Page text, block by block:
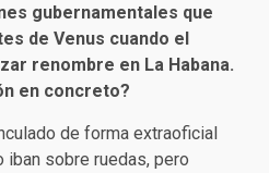
gubernamentales que
de Venus cuando el
renombre en La Habana.
en concreto?
de forma extraoficial
sobre ruedas, pero